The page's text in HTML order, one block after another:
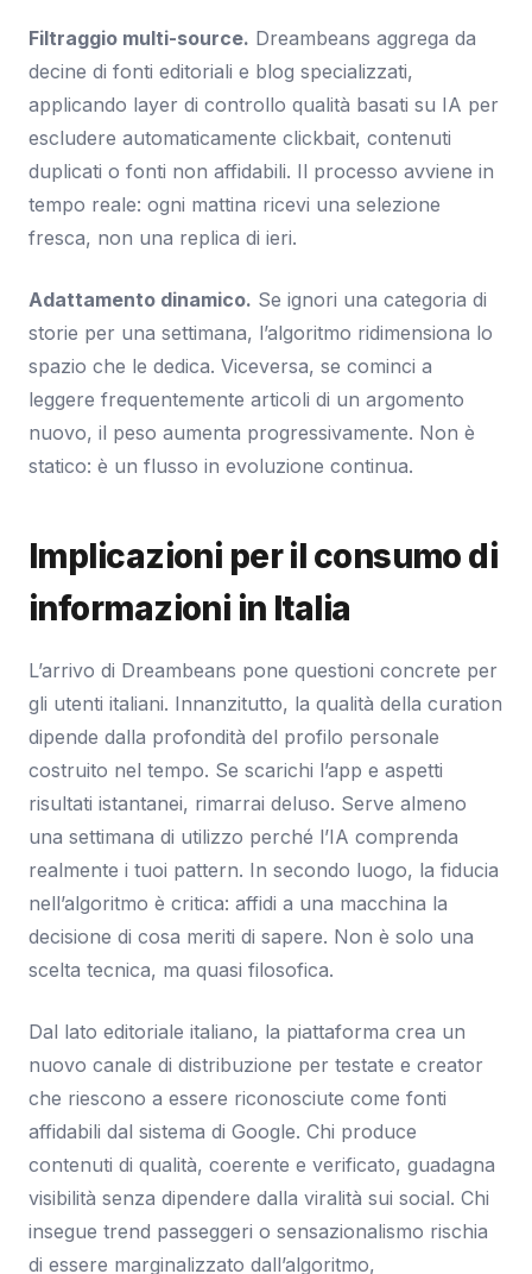
Filtraggio multi-source. Dreambeans aggrega da
decine di fonti editoriali e blog specializzati,
applicando layer di controllo qualità basati su IA per
escludere automaticamente clickbait, contenuti
duplicati o fonti non affidabili. Il processo avviene in
tempo reale: ogni mattina ricevi una selezione
fresca, non una replica di ieri.
Adattamento dinamico. Se ignori una categoria di
storie per una settimana, l’algoritmo ridimensiona lo
spazio che le dedica. Viceversa, se cominci a
leggere frequentemente articoli di un argomento
nuovo, il peso aumenta progressivamente. Non è
statico: è un flusso in evoluzione continua.
Implicazioni per il consumo di
informazioni in Italia
L’arrivo di Dreambeans pone questioni concrete per
gli utenti italiani. Innanzitutto, la qualità della curation
dipende dalla profondità del profilo personale
costruito nel tempo. Se scarichi l’app e aspetti
risultati istantanei, rimarrai deluso. Serve almeno
una settimana di utilizzo perché l’IA comprenda
realmente i tuoi pattern. In secondo luogo, la fiducia
nell’algoritmo è critica: affidi a una macchina la
decisione di cosa meriti di sapere. Non è solo una
scelta tecnica, ma quasi filosofica.
Dal lato editoriale italiano, la piattaforma crea un
nuovo canale di distribuzione per testate e creator
che riescono a essere riconosciute come fonti
affidabili dal sistema di Google. Chi produce
contenuti di qualità, coerente e verificato, guadagna
visibilità senza dipendere dalla viralità sui social. Chi
insegue trend passeggeri o sensazionalismo rischia
di essere marginalizzato dall’algoritmo,